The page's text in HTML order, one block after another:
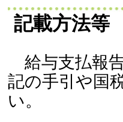
記載方法等
給与支払報
記の手引や国
い。